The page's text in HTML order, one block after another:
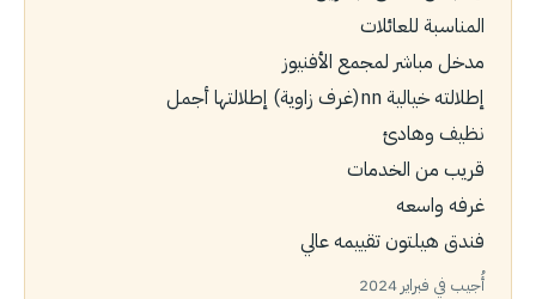
المناسبة للعائلات
مدخل مباشر لمجمع الأفنيوز
إطلالته خيالية nn(غرف زاوية) إطلالتها أجمل
نظيف وهادئ
قريب من الخدمات
غرفه واسعه
فندق هيلتون تقييمه عالي
أُجيب في فبراير 2024